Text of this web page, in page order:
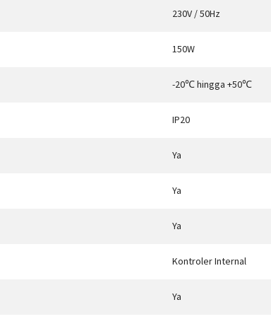
230V / 50Hz
150W
-20℃ hingga +50℃
IP20
Ya
Ya
Ya
Kontroler Internal
Ya